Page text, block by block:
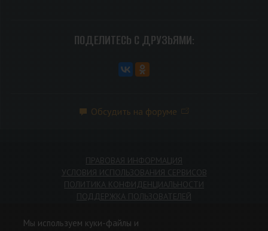
ПОДЕЛИТЕСЬ С ДРУЗЬЯМИ:
Обсудить на форуме
ПРАВОВАЯ ИНФОРМАЦИЯ
УСЛОВИЯ ИСПОЛЬЗОВАНИЯ СЕРВИСОВ
ПОЛИТИКА КОНФИДЕНЦИАЛЬНОСТИ
ПОДДЕРЖКА ПОЛЬЗОВАТЕЛЕЙ
Мы используем куки-файлы и